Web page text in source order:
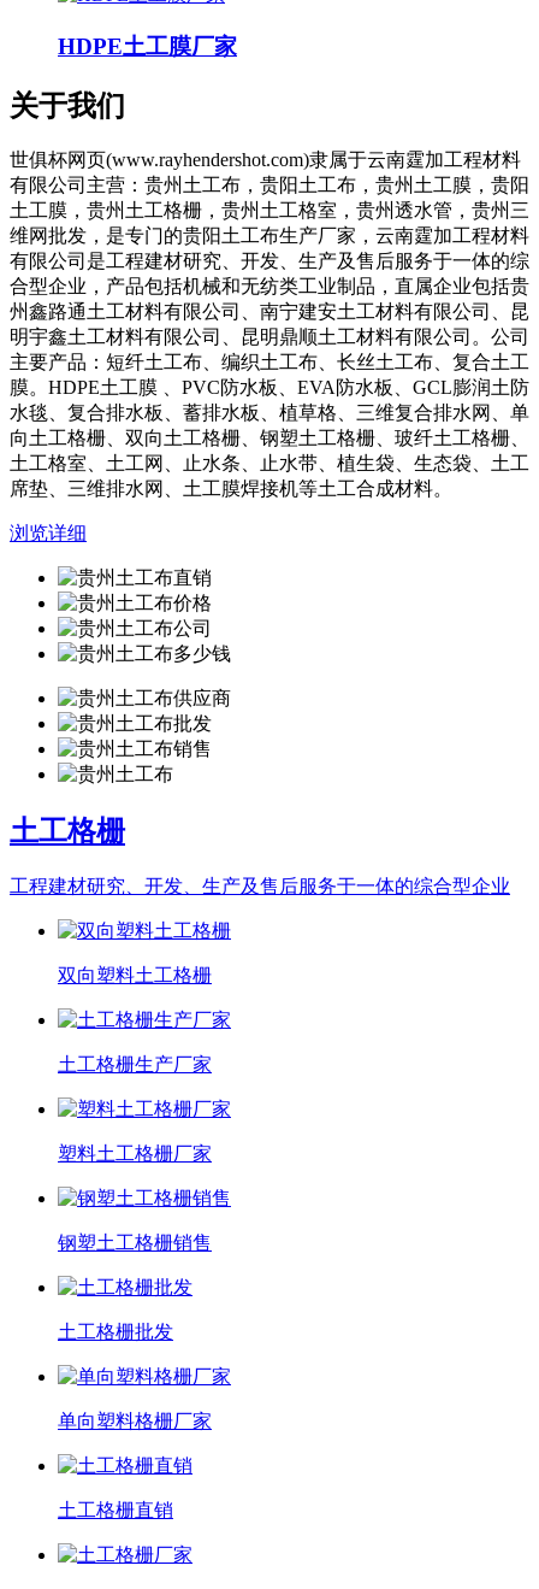
HDPE土工膜厂家
关于我们
世俱杯网页(www.rayhendershot.com)隶属于云南霆加工程材料
有限公司主营：贵州土工布，贵阳土工布，贵州土工膜，贵阳
土工膜，贵州土工格栅，贵州土工格室，贵州透水管，贵州三
维网批发，是专门的贵阳土工布生产厂家， 云南霆加工程材料
有限公司 是工程建材研究、开发、生产及售后服务于一体的综
合型企业，产品包括机械和无纺类工业制品，直属企业包括贵
州鑫路通土工材料有限公司、 南宁建安土工材料有限公司、昆
明宇鑫土工材料有限公司、昆明鼎顺土工材料有限公司。公司
主要产品：短纤土工布、编织土工布、长丝土工布、复合土工
膜。HDPE土工膜 、PVC防水板、EVA防水板、GCL膨润土防
水毯、复合排水板、蓄排水板、植草格、三维复合排水网、单
向土工格栅、双向土工格栅、钢塑土工格栅、玻纤土工格栅、
土工格室、土工网、止水条、止水带、植生袋、生态袋、土工
席垫、三维排水网、土工膜焊接机等土工合成材料。
浏览详细
土工格栅
工程建材研究、开发、生产及售后服务于一体的综合型企业
双向塑料土工格栅
土工格栅生产厂家
塑料土工格栅厂家
钢塑土工格栅销售
土工格栅批发
单向塑料格栅厂家
土工格栅直销